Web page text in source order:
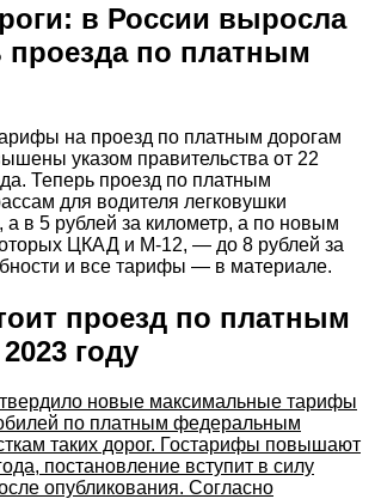
в России выросла
проезда по платным
на проезд по платным дорогам
указом правительства от 22
Теперь проезд по платным
для водителя легковушки
а в 5 рублей за километр, а по новым
ЦКАД и М-12, — до 8 рублей за
и все тарифы — в материале.
проезд по платным
году
новые максимальные тарифы
по платным федеральным
таких дорог. Гостарифы повышают
постановление вступит в силу
опубликования. Согласно